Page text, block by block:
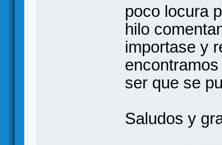
poco locura
hilo
importase y
ser que se
Saludos y